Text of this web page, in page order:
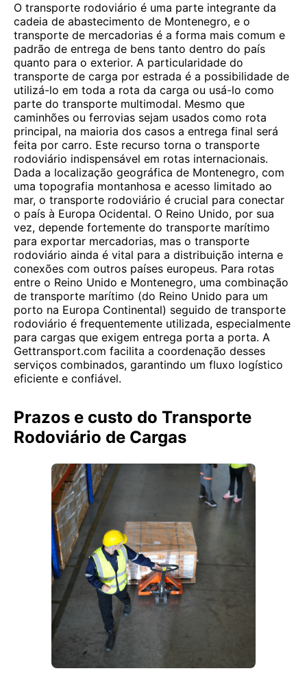
O transporte rodoviário é uma parte integrante da
cadeia de abastecimento de Montenegro, e o
transporte de mercadorias é a forma mais comum e
padrão de entrega de bens tanto dentro do país
quanto para o exterior. A particularidade do
transporte de carga por estrada é a possibilidade de
utilizá-lo em toda a rota da carga ou usá-lo como
parte do transporte multimodal. Mesmo que
caminhões ou ferrovias sejam usados ​​como rota
principal, na maioria dos casos a entrega final será
feita por carro. Este recurso torna o transporte
rodoviário indispensável em rotas internacionais.
Dada a localização geográfica de Montenegro, com
uma topografia montanhosa e acesso limitado ao
mar, o transporte rodoviário é crucial para conectar
o país à Europa Ocidental. O Reino Unido, por sua
vez, depende fortemente do transporte marítimo
para exportar mercadorias, mas o transporte
rodoviário ainda é vital para a distribuição interna e
conexões com outros países europeus. Para rotas
entre o Reino Unido e Montenegro, uma combinação
de transporte marítimo (do Reino Unido para um
porto na Europa Continental) seguido de transporte
rodoviário é frequentemente utilizada, especialmente
para cargas que exigem entrega porta a porta. A
Gettransport.com facilita a coordenação desses
serviços combinados, garantindo um fluxo logístico
eficiente e confiável.
Prazos e custo do Transporte
Rodoviário de Cargas